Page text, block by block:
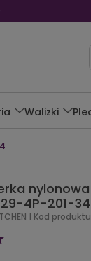
Walizki
29-4P-201-34
| Kod